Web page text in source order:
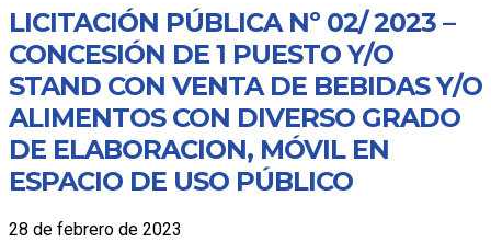
LICITACIÓN PÚBLICA Nº 02/ 2023 –
CONCESIÓN DE 1 PUESTO Y/O
STAND CON VENTA DE BEBIDAS Y/O
ALIMENTOS CON DIVERSO GRADO
DE ELABORACION, MÓVIL EN
ESPACIO DE USO PÚBLICO
28 de febrero de 2023